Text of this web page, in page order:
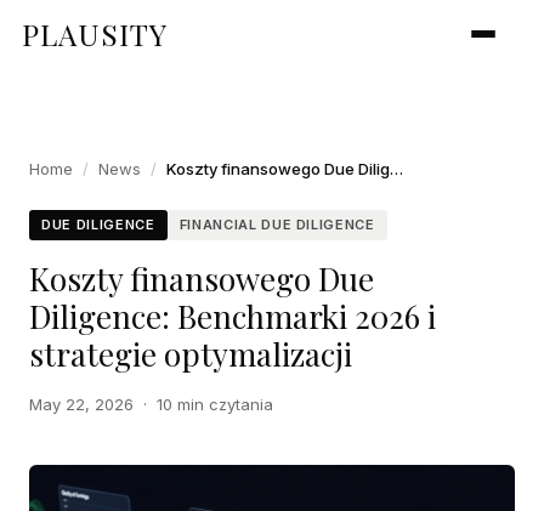
PLAUSITY
Home / News / Koszty finansowego Due Diligence: Benchmarki 2026 i strategie optymalizacji
DUE DILIGENCE FINANCIAL DUE DILIGENCE
Koszty finansowego Due
Diligence: Benchmarki 2026 i
strategie optymalizacji
May 22, 2026 · 10 min czytania